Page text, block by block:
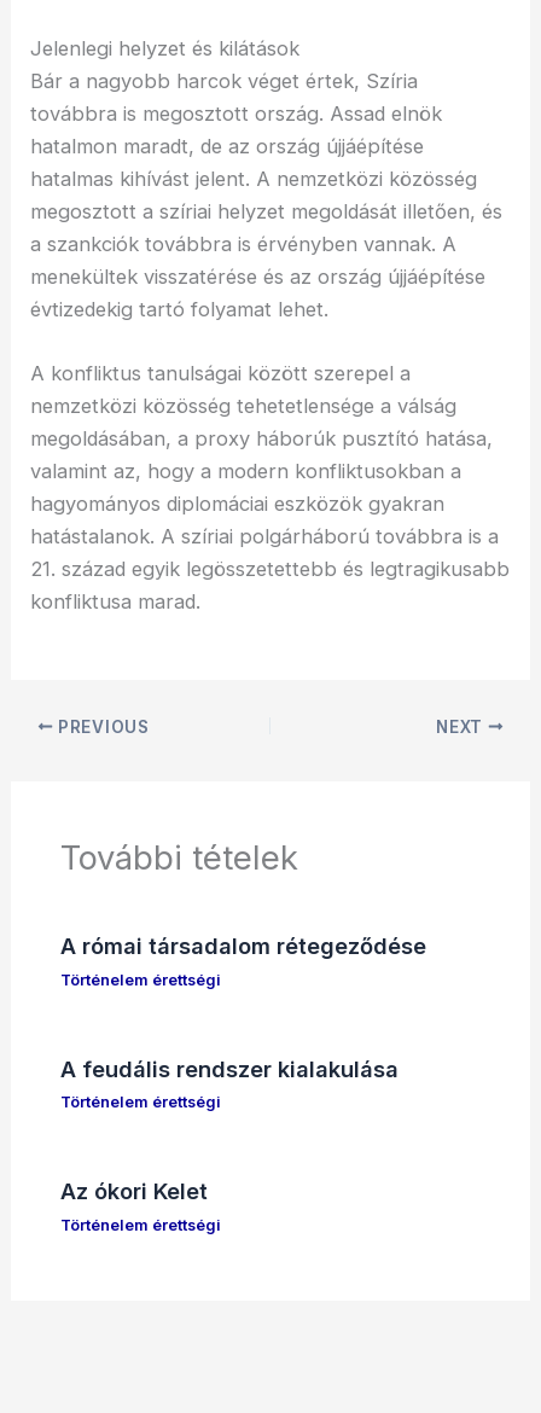
Jelenlegi helyzet és kilátások
Bár a nagyobb harcok véget értek, Szíria
továbbra is megosztott ország. Assad elnök
hatalmon maradt, de az ország újjáépítése
hatalmas kihívást jelent. A nemzetközi közösség
megosztott a szíriai helyzet megoldását illetően, és
a szankciók továbbra is érvényben vannak. A
menekültek visszatérése és az ország újjáépítése
évtizedekig tartó folyamat lehet.
A konfliktus tanulságai között szerepel a
nemzetközi közösség tehetetlensége a válság
megoldásában, a proxy háborúk pusztító hatása,
valamint az, hogy a modern konfliktusokban a
hagyományos diplomáciai eszközök gyakran
hatástalanok. A szíriai polgárháború továbbra is a
21. század egyik legösszetettebb és legtragikusabb
konfliktusa marad.
PREVIOUS NEXT
További tételek
A római társadalom rétegeződése
Történelem érettségi
A feudális rendszer kialakulása
Történelem érettségi
Az ókori Kelet
Történelem érettségi